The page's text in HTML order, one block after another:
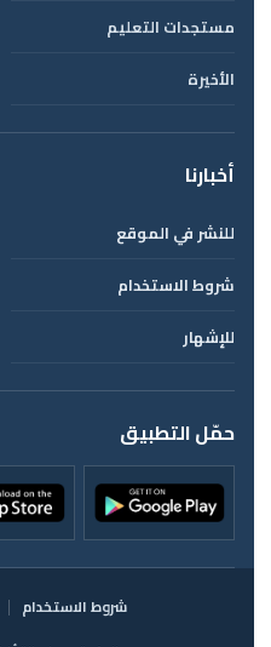
مستجدات التعليم
الأخيرة
أخبارنا
للنشر في الموقع
شروط الاستخدام
للإشهار
حمّل التطبيق
شروط الاستخدام